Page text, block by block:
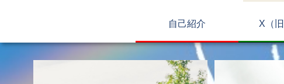
自己紹介 X（旧